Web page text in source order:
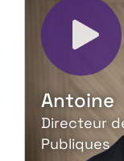
Antoine
Directeur
Publiques